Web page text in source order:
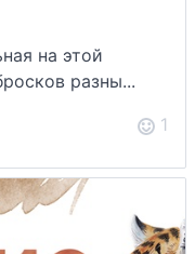
на этой
разны...
1